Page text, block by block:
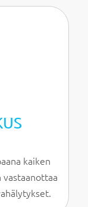
kaiken
vastaanottaa